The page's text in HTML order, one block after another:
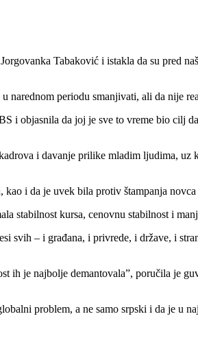
Tabaković i istakla da su pred
periodu smanjivati, ali da nije
i objasnila da joj je sve to vreme bio cilj
i davanje prilike mladim ljudima,
i da je uvek bila protiv štampanja
stabilnost kursa, cenovnu stabilnost i
svih – i građana, i privrede, i države, i
ih je najbolje demantovala”, poručila je
problem, a ne samo srpski i da je u